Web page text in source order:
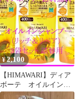
ト
¥2,100
【HIMAWARI】ディア
ボーテ オイルインシ
ャンプーのみ 3袋 詰め